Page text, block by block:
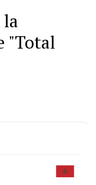
"Total